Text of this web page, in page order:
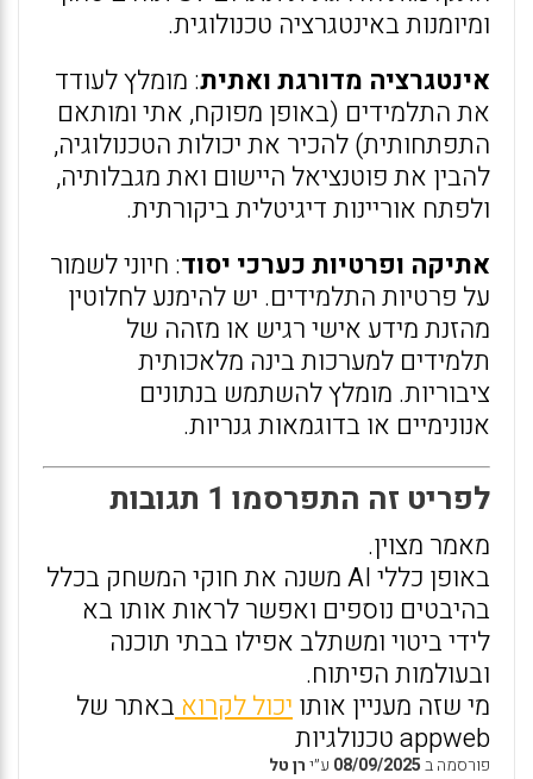
ומיומנות באינטגרציה טכנולוגית.
אינטגרציה מדורגת ואתית: מומלץ לעודד
את התלמידים (באופן מפוקח, אתי ומותאם
התפתחותית) להכיר את יכולות הטכנולוגיה,
להבין את פוטנציאל היישום ואת מגבלותיה,
ולפתח אוריינות דיגיטלית ביקורתית.
אתיקה ופרטיות כערכי יסוד: חיוני לשמור
על פרטיות התלמידים. יש להימנע לחלוטין
מהזנת מידע אישי רגיש או מזהה של
תלמידים למערכות בינה מלאכותית
ציבוריות. מומלץ להשתמש בנתונים
אנונימיים או בדוגמאות גנריות.
לפריט זה התפרסמו 1 תגובות
מאמר מצוין.
באופן כללי AI משנה את חוקי המשחק בכלל
בהיבטים נוספים ואפשר לראות אותו בא
לידי ביטוי ומשתלב אפילו בבתי תוכנה
ובעולמות הפיתוח.
מי שזה מעניין אותו יכול לקרוא באתר של
appweb טכנולגיות
פורסמה ב08/09/2025 ע״ירן טל